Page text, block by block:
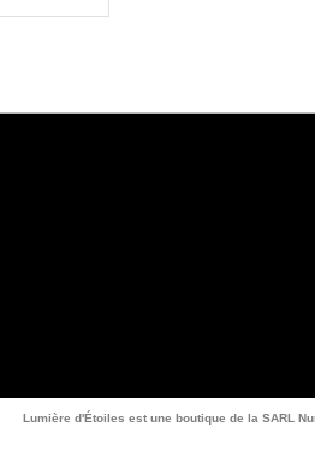
Lumière d'Étoiles est une boutique de la SARL